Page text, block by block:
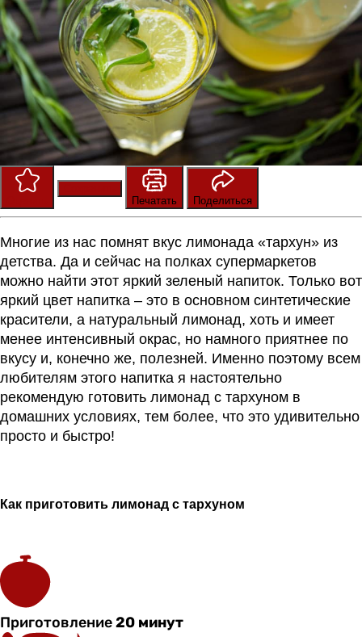
Печатать
Поделиться
Многие из нас помнят вкус лимонада «тархун» из
детства. Да и сейчас на полках супермаркетов
можно найти этот яркий зеленый напиток. Только вот
яркий цвет напитка – это в основном синтетические
красители, а натуральный лимонад, хоть и имеет
менее интенсивный окрас, но намного приятнее по
вкусу и, конечно же, полезней. Именно поэтому всем
любителям этого напитка я настоятельно
рекомендую готовить лимонад с тархуном в
домашних условиях, тем более, что это удивительно
просто и быстро!
Как приготовить лимонад с тархуном
Приготовление20 минут